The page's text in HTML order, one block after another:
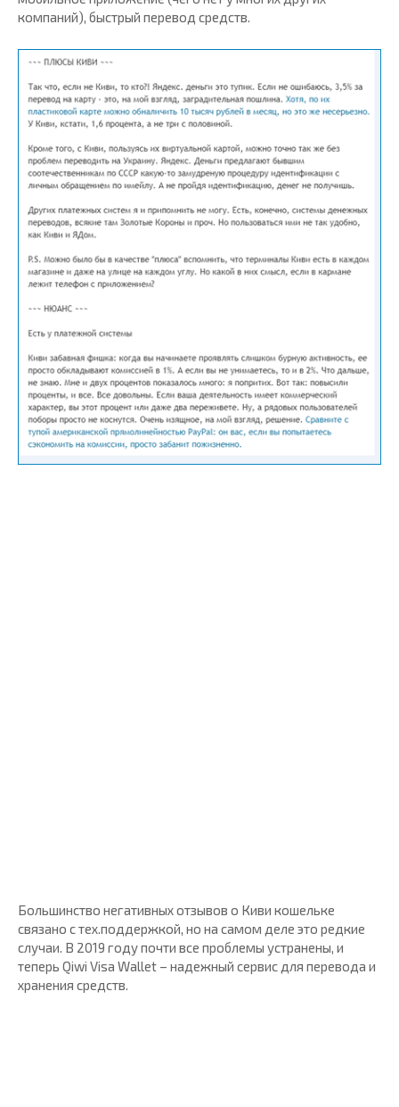
компаний), быстрый перевод средств.
Большинство негативных отзывов о Киви кошельке
связано с тех.поддержкой, но на самом деле это редкие
случаи. В 2019 году почти все проблемы устранены, и
теперь Qiwi Visa Wallet – надежный сервис для перевода и
хранения средств.